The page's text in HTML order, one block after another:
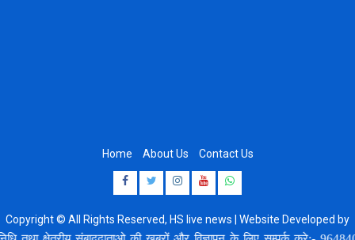
Home About Us Contact Us
Facebook
Twitter
Instagram
Youtube
Whatsapp
Copyright © All Rights Reserved, HS live news | Website Developed by